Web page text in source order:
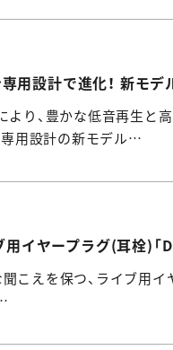
用設計で進化！ 新モ
り、豊かな低音再生と
専用設計の新モデル…
ヤープラグ(耳栓)「
えを保つ、ライブ用イ